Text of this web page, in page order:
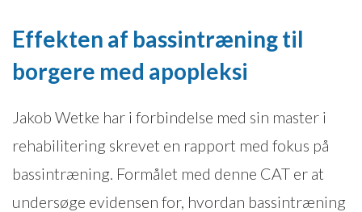
Effekten af bassintræning til
borgere med apopleksi
Jakob Wetke har i forbindelse med sin master i
rehabilitering skrevet en rapport med fokus på
bassintræning. Formålet med denne CAT er at
undersøge evidensen for, hvordan bassintræning